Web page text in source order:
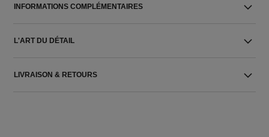
INFORMATIONS COMPLÉMENTAIRES
L'ART DU DÉTAIL
LIVRAISON & RETOURS